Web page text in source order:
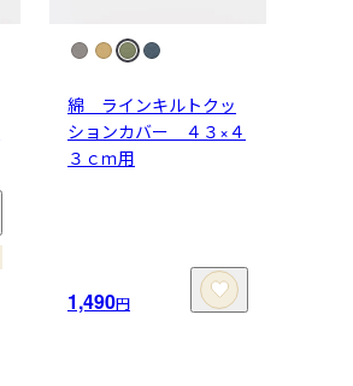
綿 ラインキルトクッ
ションカバー ４３×４
３ｃｍ用
1,490円